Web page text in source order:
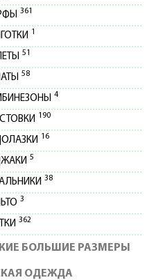
361
1
51
58
4
190
16
5
38
3
362
БОЛЬШИЕ РАЗМЕРЫ
ОДЕЖДА